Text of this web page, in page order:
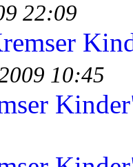
22:09
10:45